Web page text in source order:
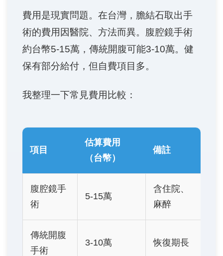
費用是現實問題。在台灣，膽結石取出手
術的費用因醫院、方法而異。腹腔鏡手術
約台幣5-15萬，傳統開腹可能3-10萬。健
保有部分給付，但自費項目多。
我整理一下常見費用比較：
項目
估算費用
（台幣）
備註
腹腔鏡手
術
5-15萬
含住院、
麻醉
傳統開腹
手術
3-10萬 恢復期長